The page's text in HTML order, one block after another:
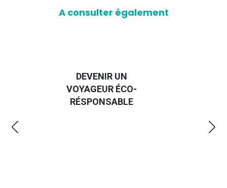
A consulter également
DEVENIR UN
VOYAGEUR ÉCO-
RÉSPONSABLE